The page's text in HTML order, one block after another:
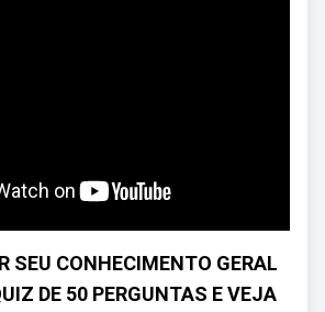
SEU CONHECIMENTO GERAL
DE 50 PERGUNTAS E VEJA